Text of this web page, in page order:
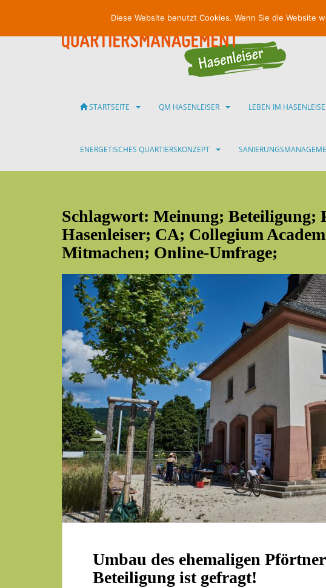
i
n
STARTSEITE QM HASENLEISER LEBEN IM
ENERGETISCHES QUARTIERSKONZEPT
Schlagwort: Meinung; Beteiligung;
Hasenleiser; CA; Collegium
Mitmachen; Online-Umfrage;
Umbau des ehemaligen
Beteiligung ist gefragt!
Diese Website benutzt Cookies. Wenn Sie die Website